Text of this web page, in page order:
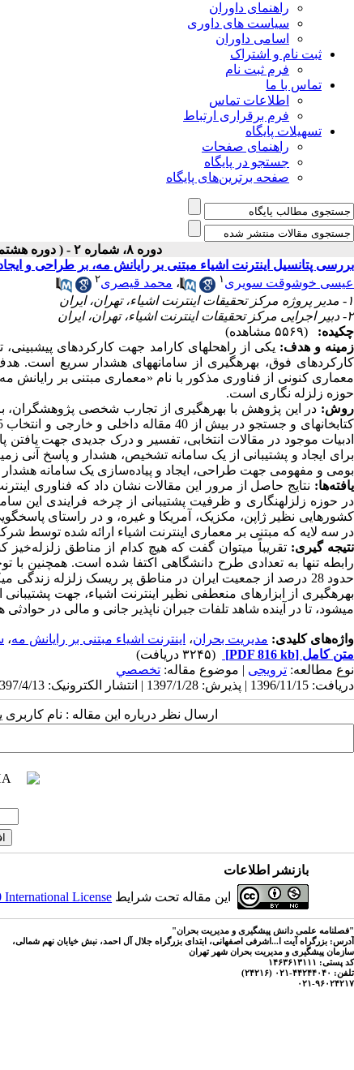
راهنمای داوران
سیاست های داوری
اسامی داوران
ثبت نام و اشتراک
فرم ثبت نام
تماس با ما
اطلاعات تماس
فرم برقراری ارتباط
تسهیلات پایگاه
راهنمای صفحات
جستجو در پایگاه
صفحه برترین‌های پایگاه
دوره ۸، شماره ۲ - ( دوره هشتم،شماره دوم،تابستان ۱۳۹۷ )
بررسی پتانسیل اینترنت اشیاء مبتنی بر رایانش مه، بر طراحی و
عیسی خوشوقت سویری ۱ ، محمد قیصری۲
۱- مدیر پروژه مرکز تحقیقات اینترنت اشیاء، تهران، ایران
۲- دبیر اجرایی مرکز تحقیقات اینترنت اشیاء، تهران، ایران
چکیده:
(۵۵۶۹ مشاهده)
زمینه و هدف: یکی از راه­حل­های کارامد جهت کارکردهای
کارکردهای فوق، بهره­گیری از سامانه­های هشدار سریع است.
معماری کنونی از فناوری مذکور با نام «معماری مبتنی بر رایانش
حوزه زلزله نگاری است.
روش: در این پژوهش با بهره­گیری از تجارب شخصی پژوهشگران،
ادبیات موجود در مقالات انتخابی، تفسیر و درک جدیدی جهت یافتن
برای ایجاد و پشتیبانی از یک سامانه تشخیص، هشدار و پاسخ آنی
بومی و مفهومی جهت طراحی، ایجاد و پیاده‌سازی یک سامانه هشدار
یافته‌ها: نتایج حاصل از مرور این مقالات نشان داد که فناوری
در حوزه زلزله­نگاری و ظرفیت پشتیبانی از چرخه فرایندی این
کشورهایی نظیر ژاپن، مکزیک، آمریکا و غیره، و در راستای
در سه لایه که مبتنی بر معماری اینترنت اشیاء ارائه شده
نتیجه گیری: تقریباً می­توان گفت که هیچ کدام از مناطق زلزله‌خیز
رابطه تنها به تعدادی طرح دانشگاهی اکتفا شده است. همچنین با
حدود 28 درصد از جمعیت ایران در مناطق پر ریسک زلزله
بهره­گیری از ابزارهای منعطفی نظیر اینترنت اشیاء، جهت
می­شود، تا در آینده شاهد تلفات جبران ناپذیر جانی و مالی در
واژه‌های کلیدی: مدیریت بحران، اینترنت اشیاء مبتنی بر رایانش مه،
متن کامل [PDF 816 kb]
(۳۲۴۵ دریافت)
نوع مطالعه: ترویجی | موضوع مقاله: تخصصي
دریافت: 1396/11/15 | پذیرش: 1397/1/28 | انتشار الکترونیک: 1397/4/13
ارسال نظر درباره این مقاله : نام
بازنشر اطلاعات
این مقاله تحت شرایط License
"فصلنامه علمی دانش پیشگیری و مدیریت بحران"
آدرس: بزرگراه آیت ا...اشرفی اصفهانی، ابتدای بزرگراه جلال آل احمد، نبش خیابان نهم شمالی،
سازمان پیشگیری و مدیریت بحران شهر تهران
کد پستی: ۱۴۶۳۶۱۳۱۱۱
تلفن: ۴۴۲۴۴۰۴۰-۰۲۱ (۲۴۲۱۶)
۰۲۱-۹۶۰۲۴۲۱۷